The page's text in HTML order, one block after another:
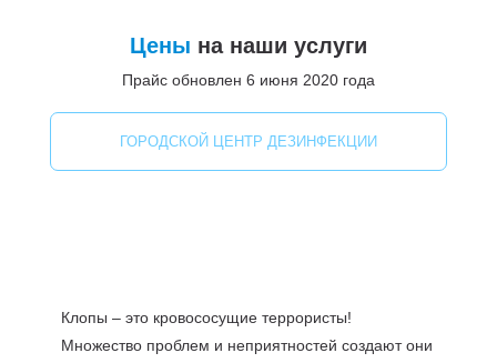
Цены на наши услуги
Прайс обновлен 6 июня 2020 года
ГОРОДСКОЙ ЦЕНТР ДЕЗИНФЕКЦИИ
Клопы – это кровососущие террористы!
Множество проблем и неприятностей создают они